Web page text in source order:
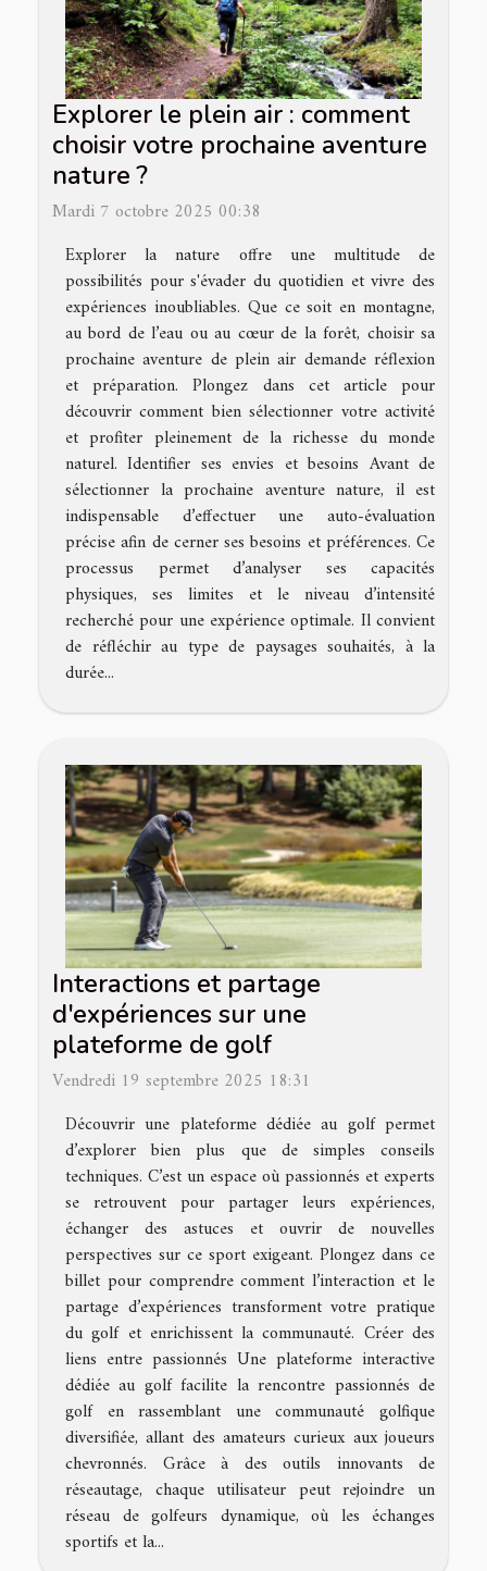
Explorer le plein air : comment
choisir votre prochaine aventure
nature ?
Mardi 7 octobre 2025 00:38
Explorer la nature offre une multitude de
possibilités pour s'évader du quotidien et vivre des
expériences inoubliables. Que ce soit en montagne,
au bord de l’eau ou au cœur de la forêt, choisir sa
prochaine aventure de plein air demande réflexion
et préparation. Plongez dans cet article pour
découvrir comment bien sélectionner votre activité
et profiter pleinement de la richesse du monde
naturel. Identifier ses envies et besoins Avant de
sélectionner la prochaine aventure nature, il est
indispensable d’effectuer une auto-évaluation
précise afin de cerner ses besoins et préférences. Ce
processus permet d’analyser ses capacités
physiques, ses limites et le niveau d’intensité
recherché pour une expérience optimale. Il convient
de réfléchir au type de paysages souhaités, à la
durée...
Interactions et partage
d'expériences sur une
plateforme de golf
Vendredi 19 septembre 2025 18:31
Découvrir une plateforme dédiée au golf permet
d’explorer bien plus que de simples conseils
techniques. C’est un espace où passionnés et experts
se retrouvent pour partager leurs expériences,
échanger des astuces et ouvrir de nouvelles
perspectives sur ce sport exigeant. Plongez dans ce
billet pour comprendre comment l’interaction et le
partage d’expériences transforment votre pratique
du golf et enrichissent la communauté. Créer des
liens entre passionnés Une plateforme interactive
dédiée au golf facilite la rencontre passionnés de
golf en rassemblant une communauté golfique
diversifiée, allant des amateurs curieux aux joueurs
chevronnés. Grâce à des outils innovants de
réseautage, chaque utilisateur peut rejoindre un
réseau de golfeurs dynamique, où les échanges
sportifs et la...